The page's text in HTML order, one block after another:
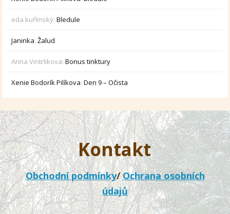
eda kuřímský:Bledule
Janinka:Žalud
Anna Vintrlikova:Bonus tinktury
Xenie Bodorík Pilíkova:Den 9 – Očista
Kontakt
Obchodní podmínky/Ochrana osobních
údajů